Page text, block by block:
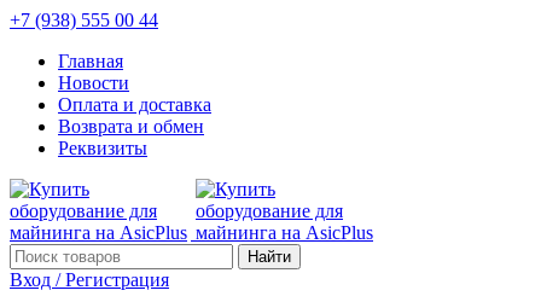
+7 (938) 555 00 44
Главная
Новости
Оплата и доставка
Возврата и обмен
Реквизиты
Найти
Вход / Регистрация